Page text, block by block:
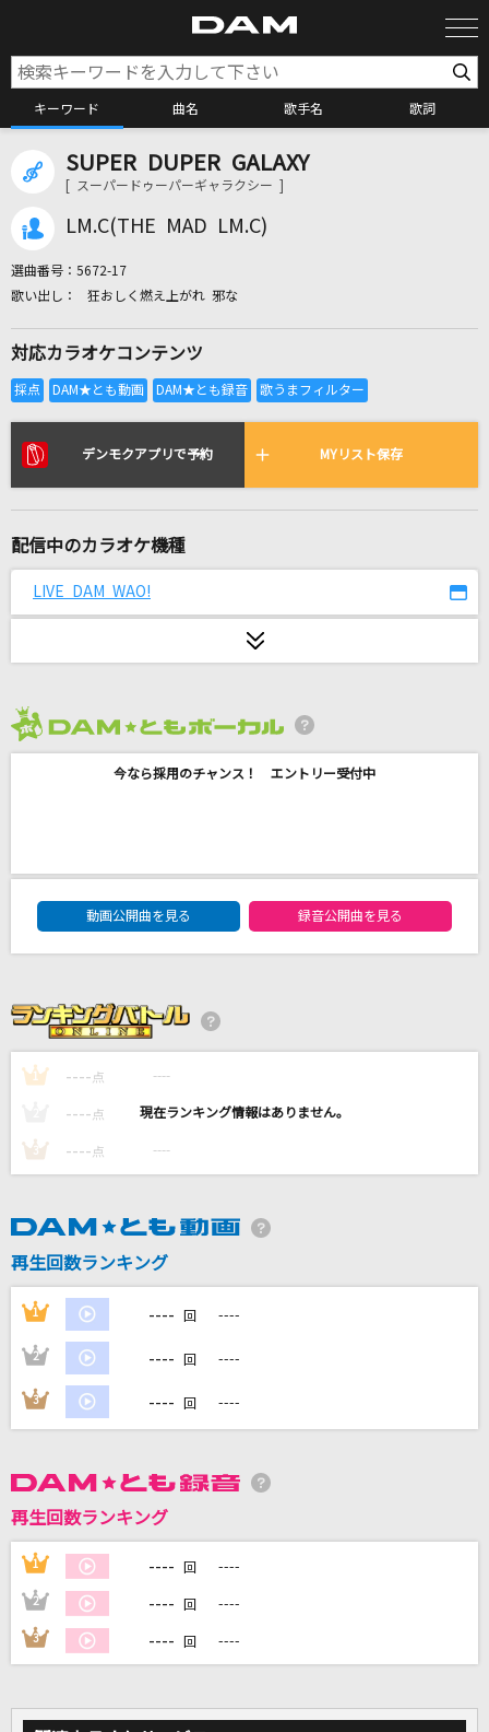
キーワード 曲名 歌手名 歌詞
カラオケ検索
カラオケ店舗検索
全国りれき
リアルタイムで歌われている曲の一覧
ミュージック
[生音]不自然な君が好き
ライラック
Aooo
because
烏(ビデオクリップバージョン)
supercell
カラオケ最新情報をチェック！
SUPER DUPER GALAXY
[ スーパードゥーパーギャラクシー ]
LM.C(THE MAD LM.C)
選曲番号： 5672-17
狂おしく燃え上がれ 邪な
対応カラオケコンテンツ
デンモクアプリで予約 MYリスト保存
配信中のカラオケ機種
LIVE DAM WAO!
今なら採用のチャンス！ エントリー受付中
DAM★ともボーカルエントリーランキング
動画公開曲を見る
録音公開曲を見る
1 ---- 点 ----
---- 点 ----
3 ---- 点 ----
再生回数ランキング
1 ---- 回 ----
2 ---- 回 ----
3 ---- 回 ----
再生回数ランキング
1 ---- 回 ----
2 ---- 回 ----
3 ---- 回 ----